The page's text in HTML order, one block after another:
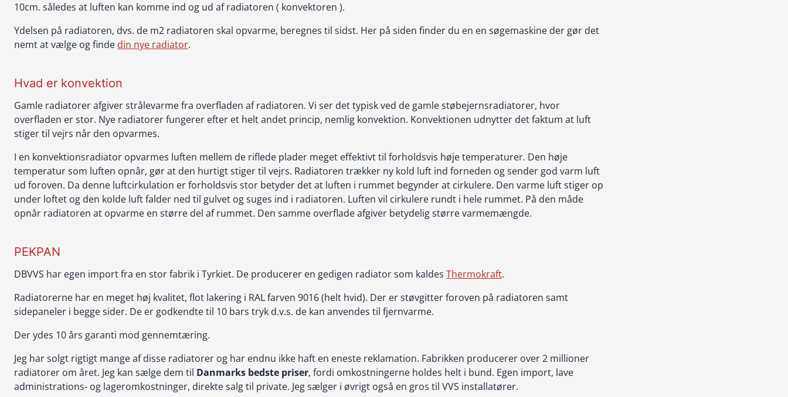
10cm. således at luften kan komme ind og ud af radiatoren ( konvektoren ).
Ydelsen på radiatoren, dvs. de m2 radiatoren skal opvarme, beregnes til sidst. Her på siden finder du en en søgemaskine der gør det
nemt at vælge og finde din nye radiator.
Hvad er konvektion
Gamle radiatorer afgiver strålevarme fra overfladen af radiatoren. Vi ser det typisk ved de gamle støbejernsradiatorer, hvor
overfladen er stor. Nye radiatorer fungerer efter et helt andet princip, nemlig konvektion. Konvektionen udnytter det faktum at luft
stiger til vejrs når den opvarmes.
I en konvektionsradiator opvarmes luften mellem de riflede plader meget effektivt til forholdsvis høje temperaturer. Den høje
temperatur som luften opnår, gør at den hurtigt stiger til vejrs. Radiatoren trækker ny kold luft ind forneden og sender god varm luft
ud foroven. Da denne luftcirkulation er forholdsvis stor betyder det at luften i rummet begynder at cirkulere. Den varme luft stiger op
under loftet og den kolde luft falder ned til gulvet og suges ind i radiatoren. Luften vil cirkulere rundt i hele rummet. På den måde
opnår radiatoren at opvarme en større del af rummet. Den samme overflade afgiver betydelig større varmemængde.
PEKPAN
DBVVS har egen import fra en stor fabrik i Tyrkiet. De producerer en gedigen radiator som kaldes Thermokraft.
Radiatorerne har en meget høj kvalitet, flot lakering i RAL farven 9016 (helt hvid). Der er støvgitter foroven på radiatoren samt
sidepaneler i begge sider. De er godkendte til 10 bars tryk d.v.s. de kan anvendes til fjernvarme.
Der ydes 10 års garanti mod gennemtæring.
Jeg har solgt rigtigt mange af disse radiatorer og har endnu ikke haft en eneste reklamation. Fabrikken producerer over 2 millioner
radiatorer om året. Jeg kan sælge dem til Danmarks bedste priser, fordi omkostningerne holdes helt i bund. Egen import, lave
administrations- og lageromkostninger, direkte salg til private. Jeg sælger i øvrigt også en gros til VVS installatører.